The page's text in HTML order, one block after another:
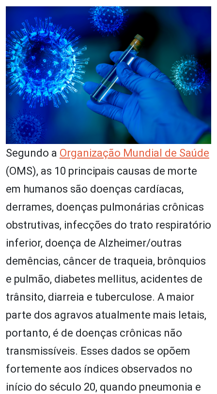
Segundo a Organização Mundial de Saúde
(OMS), as 10 principais causas de morte
em humanos são doenças cardíacas,
derrames, doenças pulmonárias crônicas
obstrutivas, infecções do trato respiratório
inferior, doença de Alzheimer/outras
demências, câncer de traqueia, brônquios
e pulmão, diabetes mellitus, acidentes de
trânsito, diarreia e tuberculose. A maior
parte dos agravos atualmente mais letais,
portanto, é de doenças crônicas não
transmissíveis. Esses dados se opõem
fortemente aos índices observados no
início do século 20, quando pneumonia e